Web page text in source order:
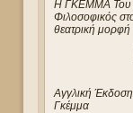
Η ΓΚΕΜΜΑ Του
Φιλοσοφικός
θεατρική μορφή
Αγγλική
Γκέμμα